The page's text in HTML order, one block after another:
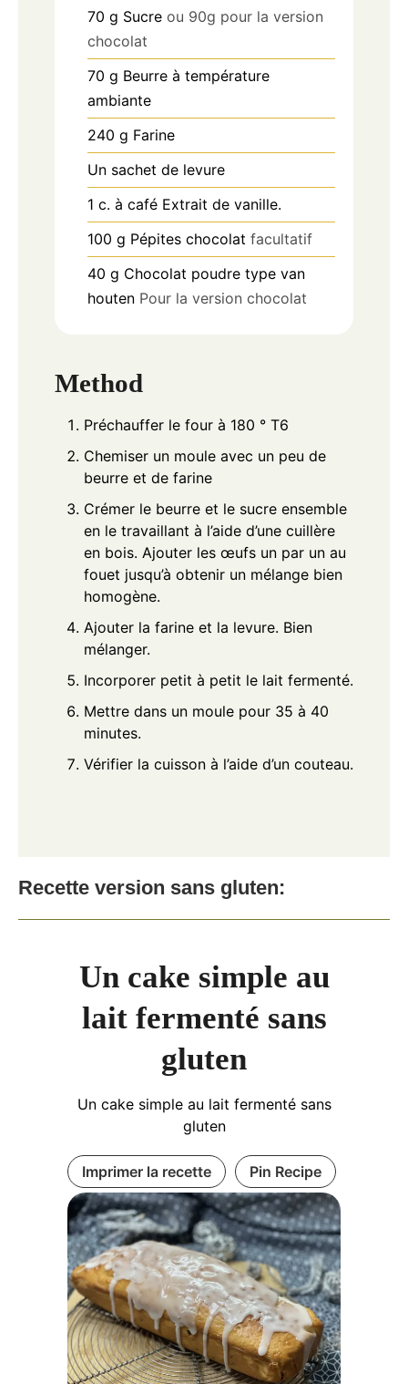
70 g Sucre ou 90g pour la version
chocolat
70 g Beurre à température
ambiante
240 g Farine
Un sachet de levure
1 c. à café Extrait de vanille.
100 g Pépites chocolat facultatif
40 g Chocolat poudre type van
houten Pour la version chocolat
Method
Préchauffer le four à 180 ° T6
Chemiser un moule avec un peu de
beurre et de farine
Crémer le beurre et le sucre ensemble
en le travaillant à l’aide d’une cuillère
en bois. Ajouter les œufs un par un au
fouet jusqu’à obtenir un mélange bien
homogène.
Ajouter la farine et la levure. Bien
mélanger.
Incorporer petit à petit le lait fermenté.
Mettre dans un moule pour 35 à 40
minutes.
Vérifier la cuisson à l’aide d’un couteau.
Recette version sans gluten:
Un cake simple au
lait fermenté sans
gluten
Un cake simple au lait fermenté sans
gluten
Imprimer la recette Pin Recipe